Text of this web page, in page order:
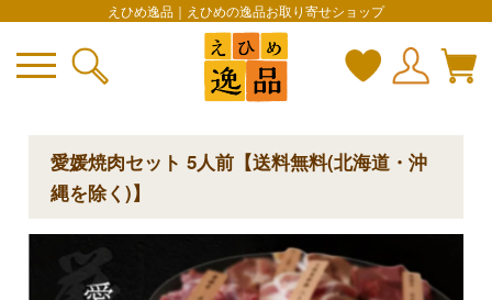
えひめ逸品｜えひめの逸品お取り寄せショップ
愛媛焼肉セット 5人前【送料無料(北海道・沖
縄を除く)】